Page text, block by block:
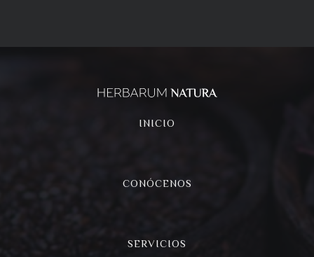
INICIO
CONÓCENOS
SERVICIOS